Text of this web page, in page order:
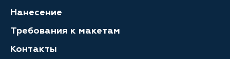
Нанесение
Требования к макетам
Контакты